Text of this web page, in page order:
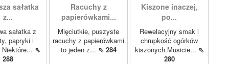
sałatka
z...
sałatka z
papryki i
Niektóre... ⇖
288
Racuchy z
papierówkami...
Mięciutkie, puszyste
racuchy z papierówkami
to jeden z... ⇖ 284
Kiszone inaczej,
po...
Rewelacyjny smak i
chrupkość ogórków
kiszonych.Musicie... ⇖
280